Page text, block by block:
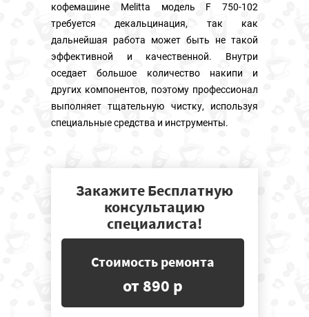
кофемашине Melitta модель F 750-102
требуется декальцинация, так как
дальнейшая работа может быть не такой
эффективной и качественной. Внутри
оседает большое количество накипи и
других компонентов, поэтому профессионал
выполняет тщательную чистку, используя
специальные средства и инструменты.
Закажите Бесплатную
консультацию
специалиста!
Стоимость ремонта
от 890 р